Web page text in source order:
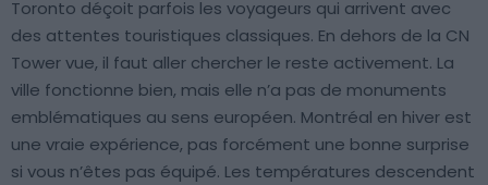
Toronto déçoit parfois les voyageurs qui arrivent avec
des attentes touristiques classiques. En dehors de la CN
Tower vue, il faut aller chercher le reste activement. La
ville fonctionne bien, mais elle n’a pas de monuments
emblématiques au sens européen. Montréal en hiver est
une vraie expérience, pas forcément une bonne surprise
si vous n’êtes pas équipé. Les températures descendent